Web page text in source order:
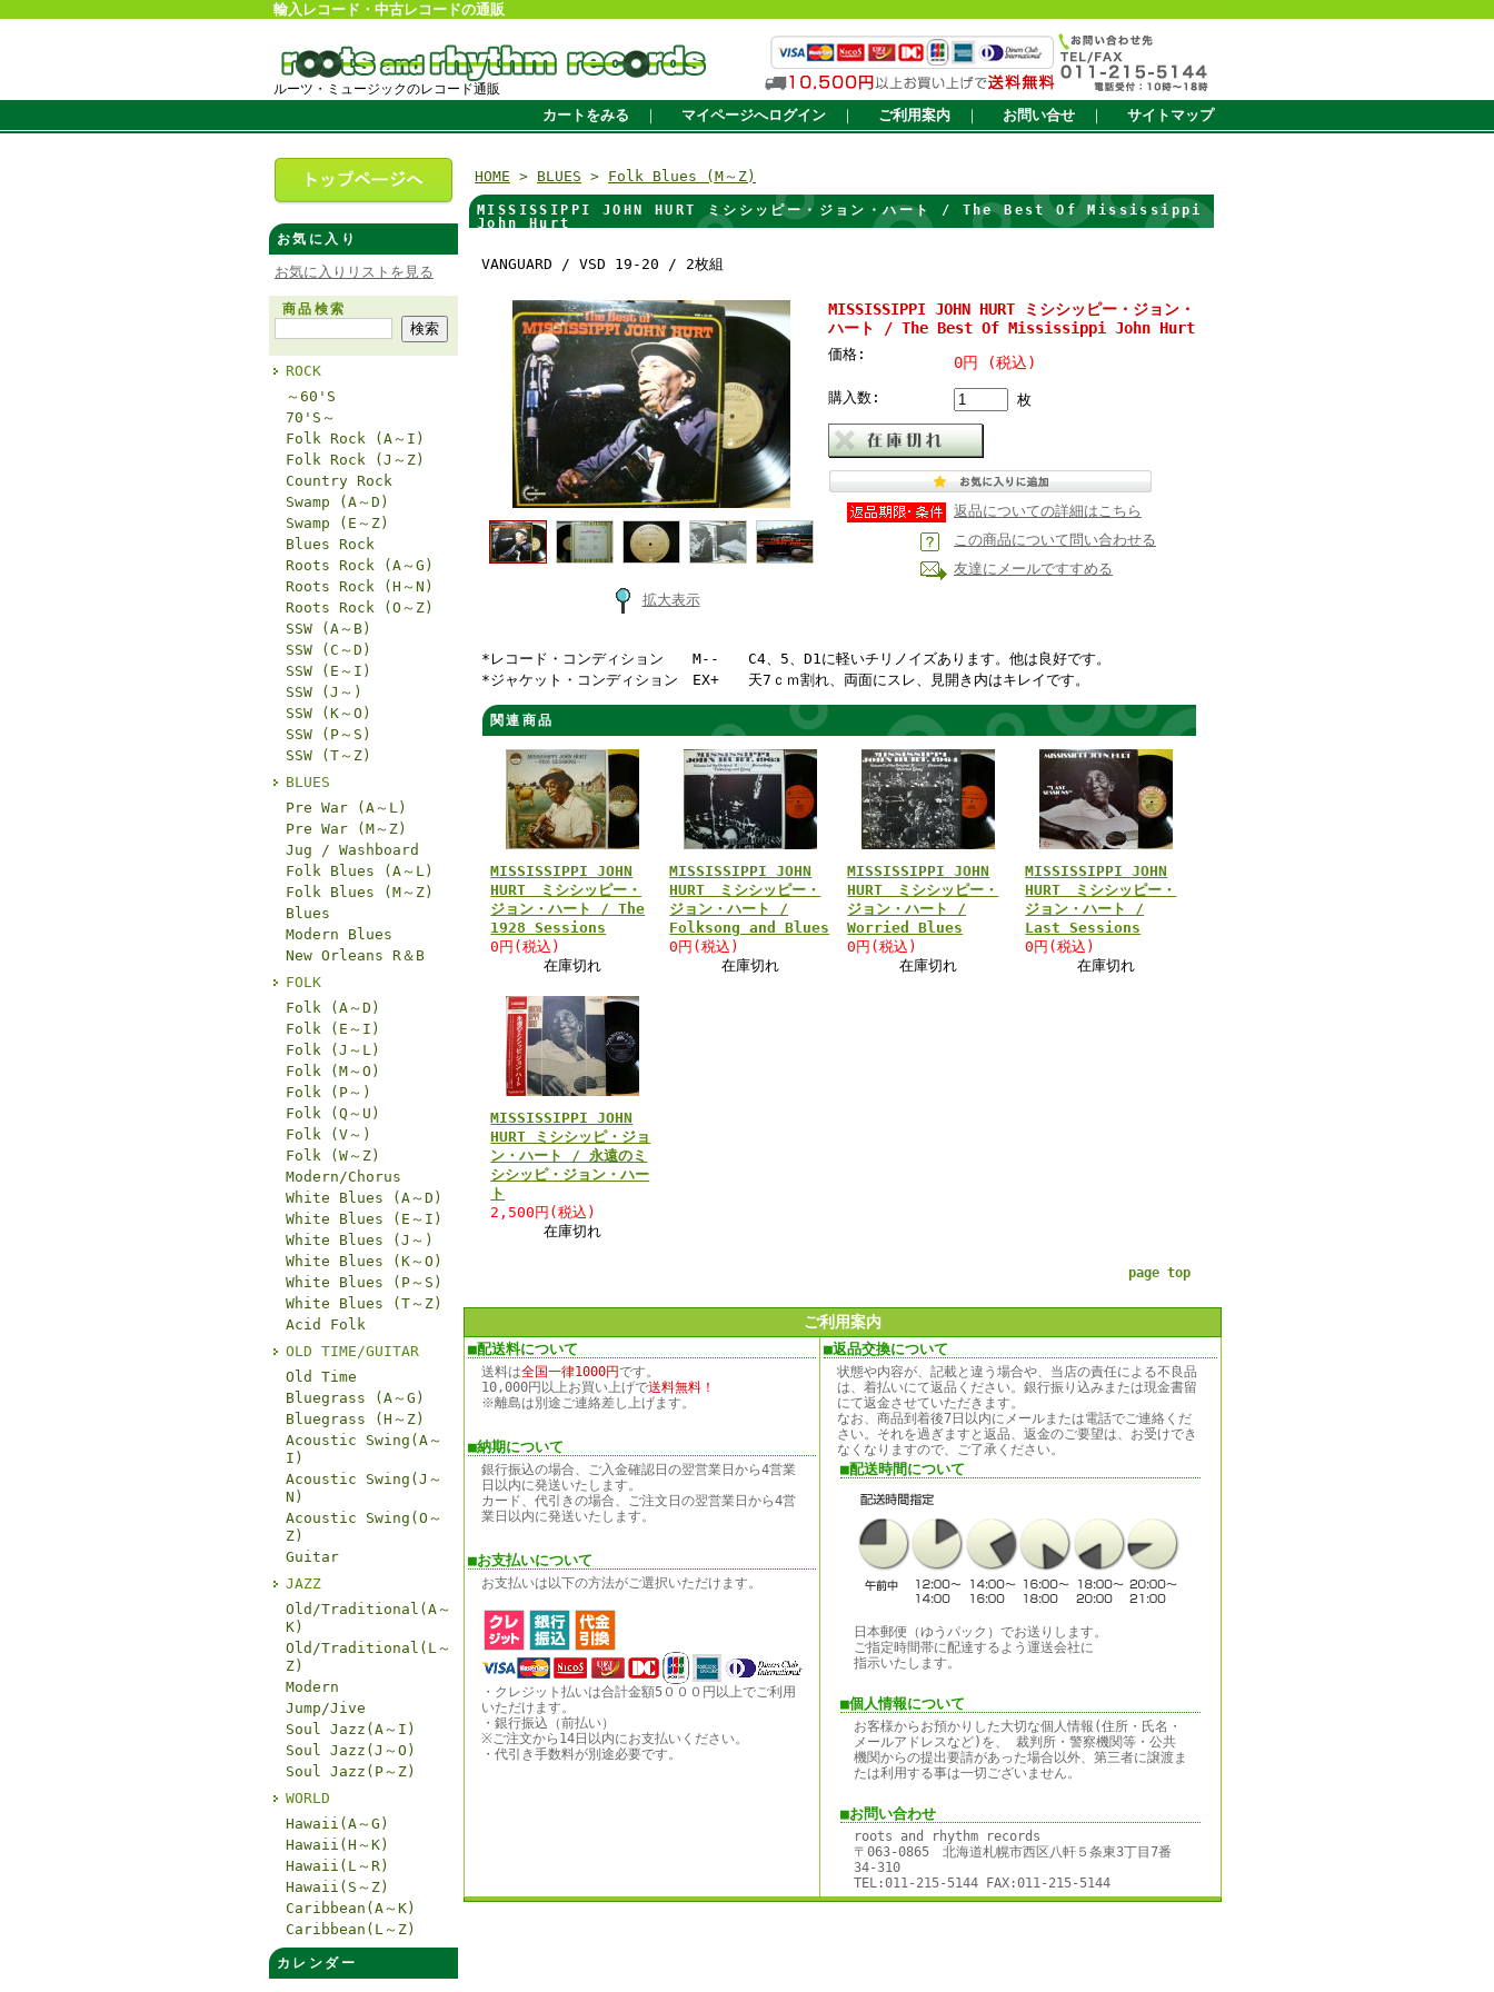
輸入レコード・中古レコードの通販
ルーツ・ミュージックのレコード通販
カートをみる ｜ マイページへログイン ｜ ご利用案内 ｜ お問い合せ ｜ サイトマップ
お気に入り
お気に入りリストを見る
商品検索
ROCK
～60'S
70'S～
Folk Rock (A～I)
Folk Rock (J～Z)
Country Rock
Swamp (A～D)
Swamp (E～Z)
Blues Rock
Roots Rock (A～G)
Roots Rock (H～N)
Roots Rock (O～Z)
SSW (A～B)
SSW (C～D)
SSW (E～I)
SSW (J～)
SSW (K～O)
SSW (P～S)
SSW (T～Z)
BLUES
Pre War (A～L)
Pre War (M～Z)
Jug / Washboard
Folk Blues (A～L)
Folk Blues (M～Z)
Blues
Modern Blues
New Orleans R＆B
FOLK
Folk (A～D)
Folk (E～I)
Folk (J～L)
Folk (M～O)
Folk (P～)
Folk (Q～U)
Folk (V～)
Folk (W～Z)
Modern/Chorus
White Blues (A～D)
White Blues (E～I)
White Blues (J～)
White Blues (K～O)
White Blues (P～S)
White Blues (T～Z)
Acid Folk
OLD TIME/GUITAR
Old Time
Bluegrass (A～G)
Bluegrass (H～Z)
Acoustic Swing(A～
I)
Acoustic Swing(J～
N)
Acoustic Swing(O～
Z)
Guitar
JAZZ
Old/Traditional(A～
K)
Old/Traditional(L～
Z)
Modern
Jump/Jive
Soul Jazz(A～I)
Soul Jazz(J～O)
Soul Jazz(P～Z)
WORLD
Hawaii(A～G)
Hawaii(H～K)
Hawaii(L～R)
Hawaii(S～Z)
Caribbean(A～K)
Caribbean(L～Z)
カレンダー
HOME > BLUES > Folk Blues (M～Z)
MISSISSIPPI JOHN HURT ミシシッピー・ジョン・ハート / The Best Of Mississippi
John Hurt
VANGUARD / VSD 19-20 / 2枚組
拡大表示
MISSISSIPPI JOHN HURT ミシシッピー・ジョン・
ハート / The Best Of Mississippi John Hurt
価格: 0円 (税込)
購入数: 枚
返品についての詳細はこちら
この商品について問い合わせる
友達にメールですすめる
*レコード・コンディション M-- C4、5、D1に軽いチリノイズあります。他は良好です。
*ジャケット・コンディション EX+ 天7ｃｍ割れ、両面にスレ、見開き内はキレイです。
関連商品
MISSISSIPPI JOHN
HURT ミシシッピー・
ジョン・ハート / The
1928 Sessions
0円(税込)
在庫切れ
MISSISSIPPI JOHN
HURT ミシシッピー・
ジョン・ハート /
Folksong and Blues
0円(税込)
在庫切れ
MISSISSIPPI JOHN
HURT ミシシッピー・
ジョン・ハート /
Worried Blues
0円(税込)
在庫切れ
MISSISSIPPI JOHN
HURT ミシシッピー・
ジョン・ハート /
Last Sessions
0円(税込)
在庫切れ
MISSISSIPPI JOHN
HURT ミシシッピ・ジョ
ン・ハート / 永遠のミ
シシッピ・ジョン・ハー
ト
2,500円(税込)
在庫切れ
page top
ご利用案内
■配送料について
送料は全国一律1000円です。
10,000円以上お買い上げで送料無料！
※離島は別途ご連絡差し上げます。
■納期について
銀行振込の場合、ご入金確認日の翌営業日から4営業
日以内に発送いたします。
カード、代引きの場合、ご注文日の翌営業日から4営
業日以内に発送いたします。
■お支払いについて
お支払いは以下の方法がご選択いただけます。
・クレジット払いは合計金額5０００円以上でご利用
いただけます。
・銀行振込（前払い）
※ご注文から14日以内にお支払いください。
・代引き手数料が別途必要です。
■返品交換について
状態や内容が、記載と違う場合や、当店の責任による不良品
は、着払いにて返品ください。銀行振り込みまたは現金書留
にて返金させていただきます。
なお、商品到着後7日以内にメールまたは電話でご連絡くだ
さい。それを過ぎますと返品、返金のご要望は、お受けでき
なくなりますので、ご了承ください。
■配送時間について
日本郵便（ゆうパック）でお送りします。
ご指定時間帯に配達するよう運送会社に
指示いたします。
■個人情報について
お客様からお預かりした大切な個人情報(住所・氏名・
メールアドレスなど)を、 裁判所・警察機関等・公共
機関からの提出要請があった場合以外、第三者に譲渡ま
たは利用する事は一切ございません。
■お問い合わせ
roots and rhythm records
〒063-0865 北海道札幌市西区八軒５条東3丁目7番
34-310
TEL:011-215-5144 FAX:011-215-5144